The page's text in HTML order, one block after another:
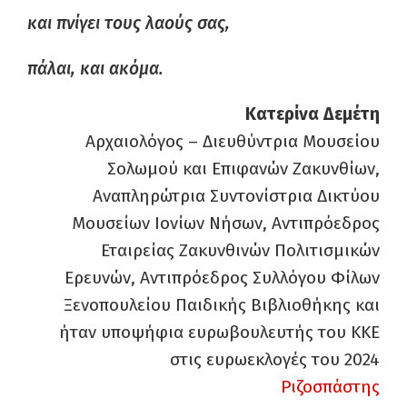
και πνίγει τους λαούς σας,
πάλαι, και ακόμα.
Κατερίνα Δεμέτη
Αρχαιολόγος – Διευθύντρια Μουσείου
Σολωμού και Επιφανών Ζακυνθίων,
Αναπληρώτρια Συντονίστρια Δικτύου
Μουσείων Ιονίων Νήσων, Αντιπρόεδρος
Εταιρείας Ζακυνθινών Πολιτισμικών
Ερευνών, Αντιπρόεδρος Συλλόγου Φίλων
Ξενοπουλείου Παιδικής Βιβλιοθήκης και
ήταν υποψήφια ευρωβουλευτής του ΚΚΕ
στις ευρωεκλογές του 2024
Ριζοσπάστης